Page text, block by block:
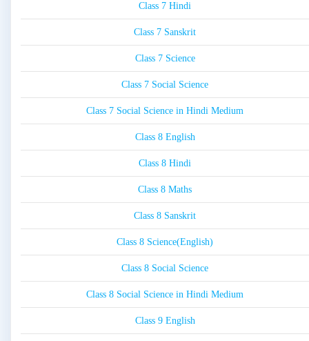
Class 7 Hindi
Class 7 Sanskrit
Class 7 Science
Class 7 Social Science
Class 7 Social Science in Hindi Medium
Class 8 English
Class 8 Hindi
Class 8 Maths
Class 8 Sanskrit
Class 8 Science(English)
Class 8 Social Science
Class 8 Social Science in Hindi Medium
Class 9 English